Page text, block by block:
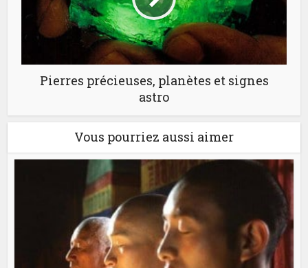
Pierres précieuses, planètes et signes
astro
Vous pourriez aussi aimer